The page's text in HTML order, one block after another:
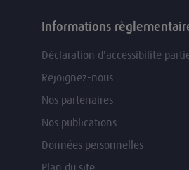
Informations
Déclaration d'accessibilité
Rejoignez-nous
Nos partenaires
Nos publications
Données personnelles
Plan du site